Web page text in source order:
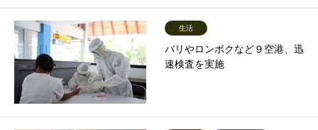
生活
バリやロンボクなど９空港、迅
速検査を実施